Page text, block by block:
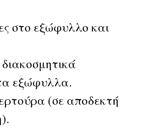
στο εξώφυλλο και
εξώφυλλα.
(σε αποδεκτή